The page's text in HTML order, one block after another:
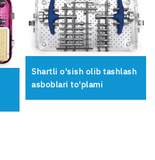
Shartli o'sish olib tashlash
asboblari to'plami